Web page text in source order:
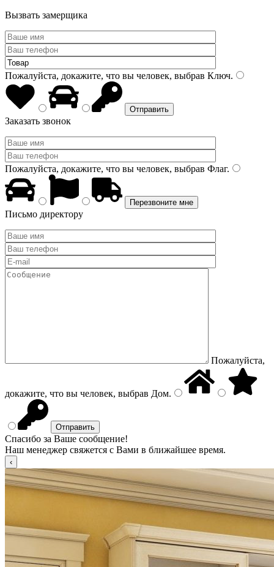
Вызвать замерщика
Пожалуйста, докажите, что вы человек, выбрав Ключ.
Заказать звонок
Пожалуйста, докажите, что вы человек, выбрав Флаг.
Письмо директору
Пожалуйста,
докажите, что вы человек, выбрав Дом.
Спасибо за Ваше сообщение!
Наш менеджер свяжется с Вами в ближайшее время.